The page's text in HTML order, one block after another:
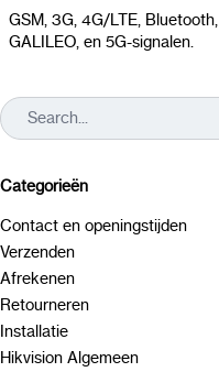
GSM, 3G, 4G/LTE,
GALILEO, en 5G-signalen.
Categorieën
Contact en openingstijden
Verzenden
Afrekenen
Retourneren
Installatie
Hikvision Algemeen